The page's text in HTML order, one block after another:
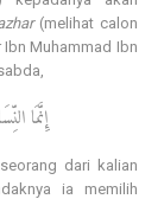
(melihat calon
Muhammad Ibn
إِنَّمَا
dari kalian
ia memilih